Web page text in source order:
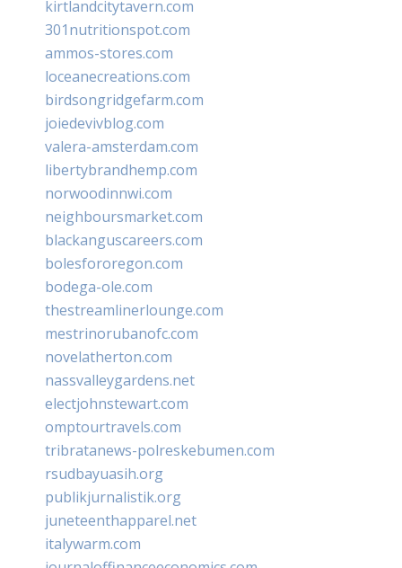
kirtlandcitytavern.com
301nutritionspot.com
ammos-stores.com
loceanecreations.com
birdsongridgefarm.com
joiedevivblog.com
valera-amsterdam.com
libertybrandhemp.com
norwoodinnwi.com
neighboursmarket.com
blackanguscareers.com
bolesfororegon.com
bodega-ole.com
thestreamlinerlounge.com
mestrinorubanofc.com
novelatherton.com
nassvalleygardens.net
electjohnstewart.com
omptourtravels.com
tribratanews-polreskebumen.com
rsudbayuasih.org
publikjurnalistik.org
juneteenthapparel.net
italywarm.com